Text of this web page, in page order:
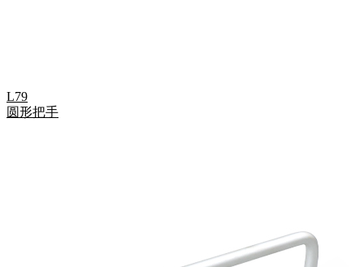
L79
圆形把手